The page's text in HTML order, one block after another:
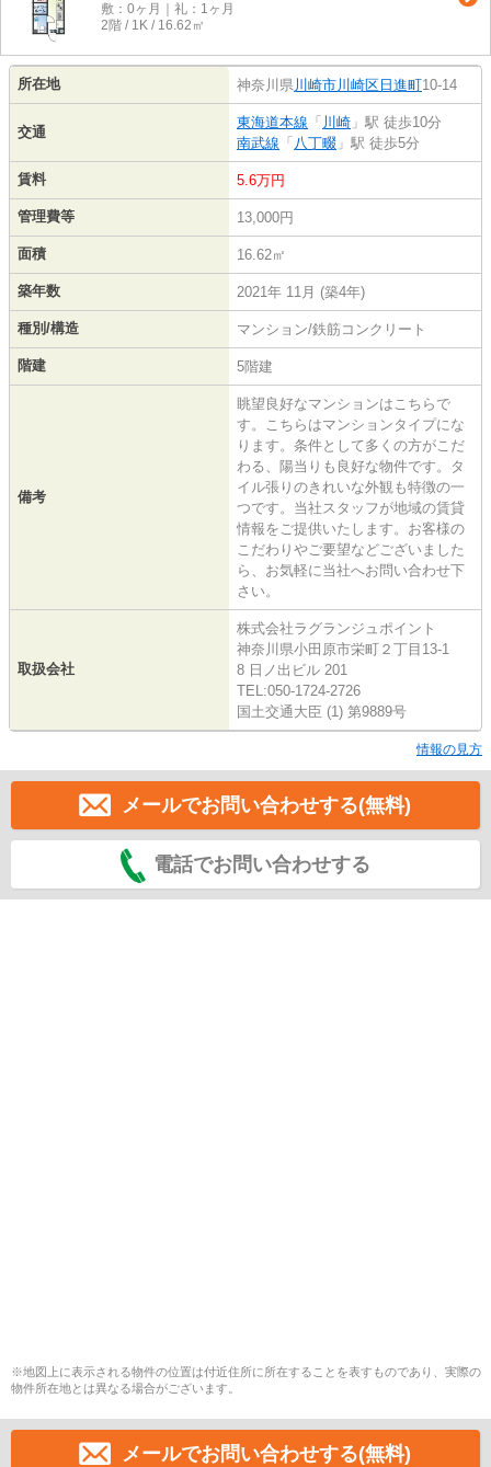
敷：0ヶ月｜礼：1ヶ月
2階 / 1K / 16.62㎡
所在地 神奈川県川崎市川崎区 日進町10-14
交通
東海道本線 「 川崎 」駅 徒歩10分
南武線 「 八丁畷 」駅 徒歩5分
賃料 5.6万円
管理費等 13,000円
面積 16.62㎡
築年数 2021年 11月 (築4年)
種別/構造 マンション/鉄筋コンクリート
階建 5階建
備考
眺望良好なマンションはこちらで
す。こちらはマンションタイプにな
ります。条件として多くの方がこだ
わる、陽当りも良好な物件です。タ
イル張りのきれいな外観も特徴の一
つです。当社スタッフが地域の賃貸
情報をご提供いたします。お客様の
こだわりやご要望などございました
ら、お気軽に当社へお問い合わせ下
さい。
取扱会社
株式会社ラグランジュポイント
神奈川県小田原市栄町２丁目13-1
8 日ノ出ビル 201
TEL:050-1724-2726
国土交通大臣 (1) 第9889号
情報の見方
メールでお問い合わせする(無料)
電話でお問い合わせする
※地図上に表示される物件の位置は付近住所に所在することを表すものであり、実際の
物件所在地とは異なる場合がございます。
メールでお問い合わせする(無料)